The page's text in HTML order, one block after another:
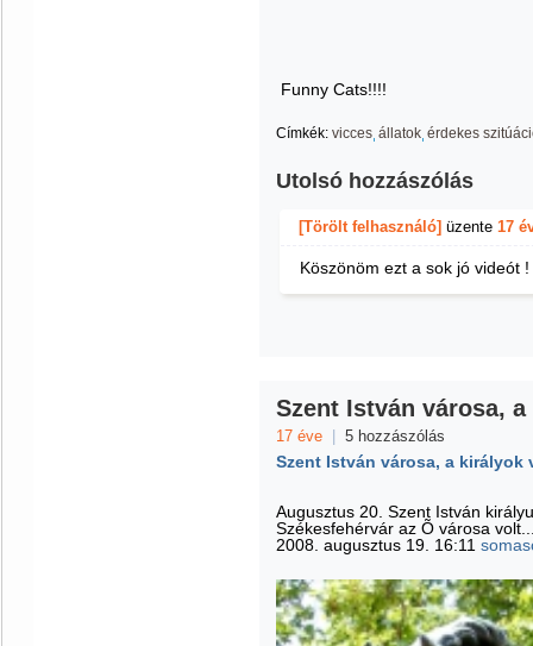
Funny Cats!!!!
Címkék: vicces állatok érdekes
Utolsó hozzászólás
[Törölt felhasználó] üzente 17
Köszönöm ezt a sok jó videót !
Szent István városa,
17 éve 5 hozzászólás
Szent István városa, a királyok
Augusztus 20. Szent István
Székesfehérvár az Õ városa
2008. augusztus 19. 16:11